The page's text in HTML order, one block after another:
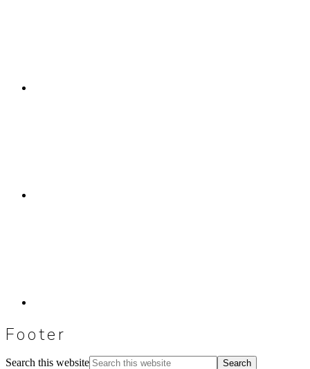
Footer
Search this website